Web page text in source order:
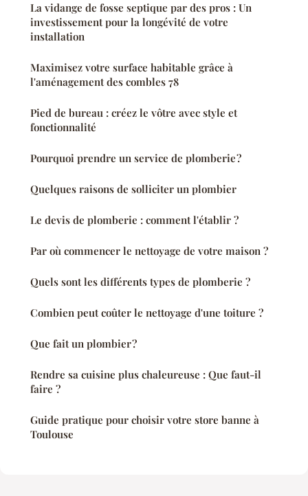
La vidange de fosse septique par des pros : Un
investissement pour la longévité de votre
installation
Maximisez votre surface habitable grâce à
l'aménagement des combles 78
Pied de bureau : créez le vôtre avec style et
fonctionnalité
Pourquoi prendre un service de plomberie ?
Quelques raisons de solliciter un plombier
Le devis de plomberie : comment l'établir ?
Par où commencer le nettoyage de votre maison ?
Quels sont les différents types de plomberie ?
Combien peut coûter le nettoyage d'une toiture ?
Que fait un plombier ?
Rendre sa cuisine plus chaleureuse : Que faut-il
faire ?
Guide pratique pour choisir votre store banne à
Toulouse